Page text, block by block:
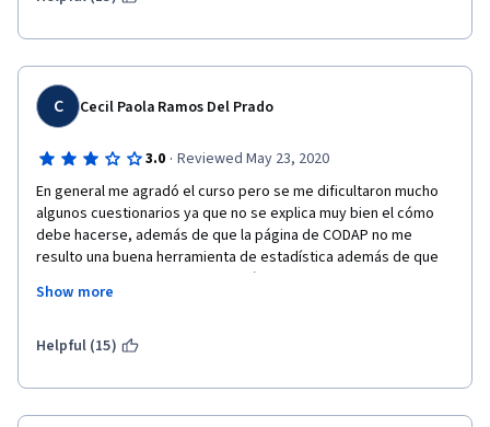
C Cecil Paola Ramos Del Prado
3.0 · Reviewed May 23, 2020
En general me agradó el curso pero se me dificultaron mucho
algunos cuestionarios ya que no se explica muy bien el cómo
debe hacerse, además de que la página de CODAP no me
resulto una buena herramienta de estadística además de que
en los cuestionarios no se debería de redondear tanto ya que
la estadística debe ser lo más precisa en cuanto a resultados
investigación. En las partes positivas lo mejor fueron los foros
Show more
Helpful (15)